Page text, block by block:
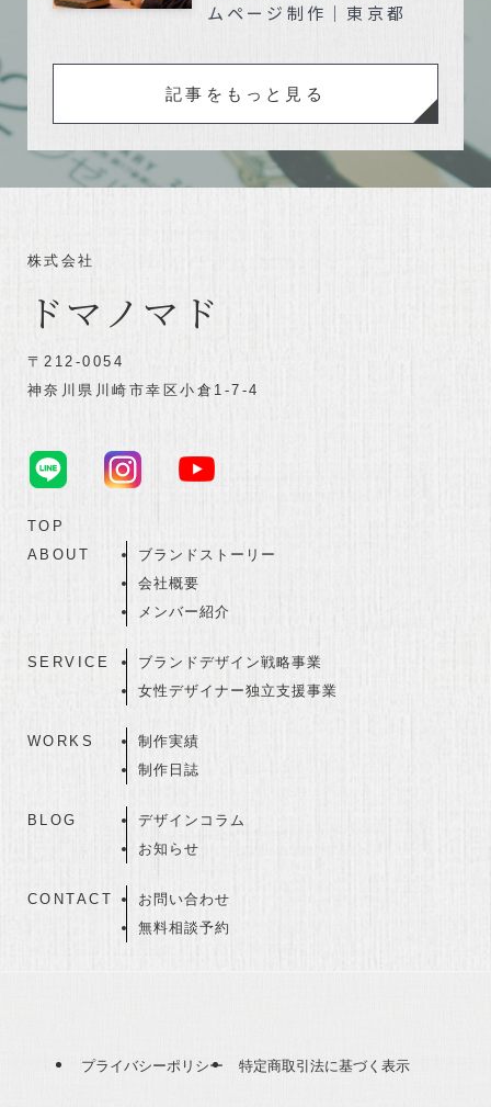
ムページ制作｜東京都
記事をもっと見る
株式会社
ドマノマド
〒212-0054
神奈川県川崎市幸区小倉1-7-4
TOP
ABOUT
ブランドストーリー
会社概要
メンバー紹介
SERVICE
ブランドデザイン戦略事業
女性デザイナー独立支援事業
WORKS
制作実績
制作日誌
BLOG
デザインコラム
お知らせ
CONTACT
お問い合わせ
無料相談予約
プライバシーポリシー 特定商取引法に基づく表示